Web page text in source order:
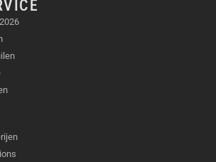
VRAGEN (FAQ)
IS DE POWERXTREME
EEN OMVORMER